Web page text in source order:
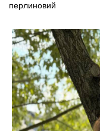
перлиновий